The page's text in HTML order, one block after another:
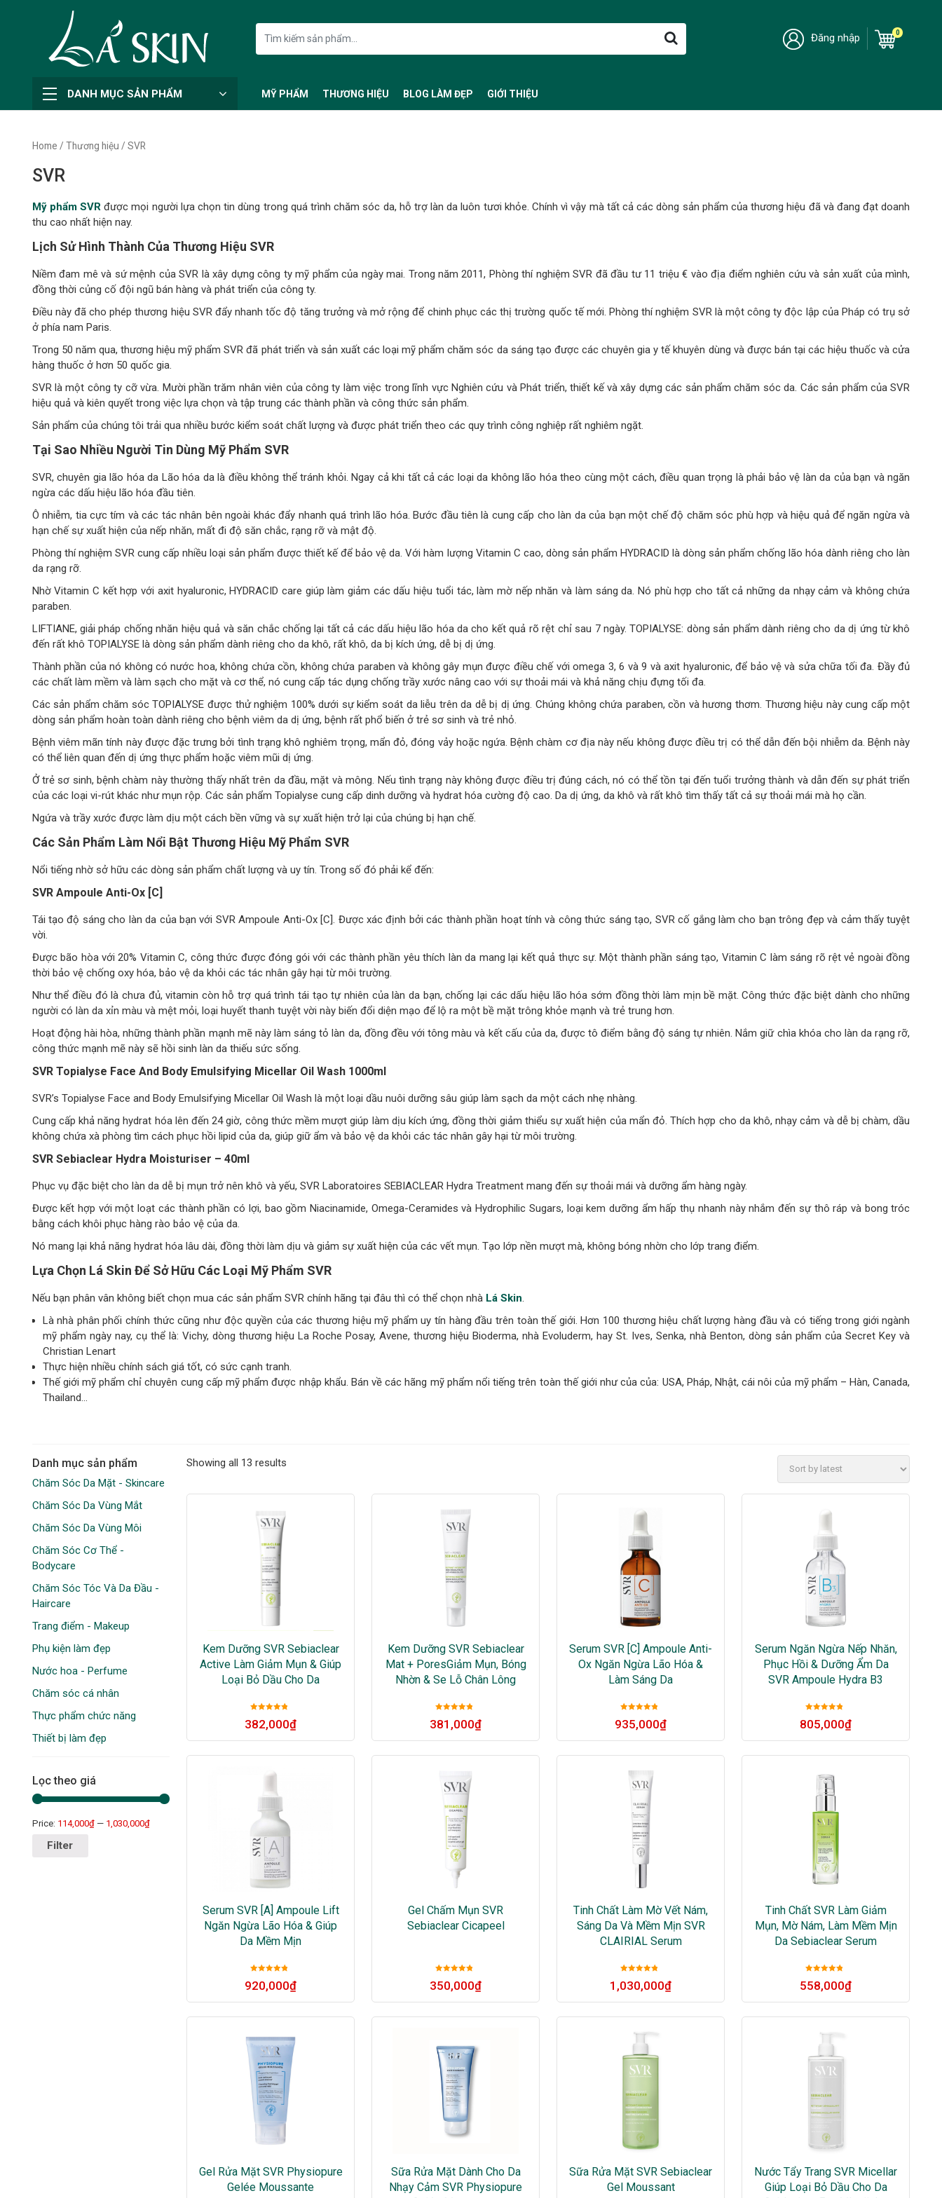
Đăng nhập 0
DANH MỤC SẢN PHẨM MỸ PHẨM THƯƠNG HIỆU BLOG LÀM ĐẸP GIỚI THIỆU
Home / Thương hiệu / SVR
SVR
Mỹ phẩm SVRđược mọi người lựa chọn tin dùng trong quá trình chăm sóc da, hỗ trợ làn da luôn tươi khỏe. Chính vì vậy mà tất cả các dòng sản phẩm của thương hiệu đã và đang đạt doanh
thu cao nhất hiện nay.
Lịch Sử Hình Thành Của Thương Hiệu SVR
Niềm đam mê và sứ mệnh của SVR là xây dựng công ty mỹ phẩm của ngày mai. Trong năm 2011, Phòng thí nghiệm SVR đã đầu tư 11 triệu € vào địa điểm nghiên cứu và sản xuất của mình,
đồng thời củng cố đội ngũ bán hàng và phát triển của công ty.
Điều này đã cho phép thương hiệu SVR đẩy nhanh tốc độ tăng trưởng và mở rộng để chinh phục các thị trường quốc tế mới. Phòng thí nghiệm SVR là một công ty độc lập của Pháp có trụ sở
ở phía nam Paris.
Trong 50 năm qua, thương hiệu mỹ phẩm SVR đã phát triển và sản xuất các loại mỹ phẩm chăm sóc da sáng tạo được các chuyên gia y tế khuyên dùng và được bán tại các hiệu thuốc và cửa
hàng thuốc ở hơn 50 quốc gia.
SVR là một công ty cỡ vừa. Mười phần trăm nhân viên của công ty làm việc trong lĩnh vực Nghiên cứu và Phát triển, thiết kế và xây dựng các sản phẩm chăm sóc da. Các sản phẩm của SVR
hiệu quả và kiên quyết trong việc lựa chọn và tập trung các thành phần và công thức sản phẩm.
Sản phẩm của chúng tôi trải qua nhiều bước kiểm soát chất lượng và được phát triển theo các quy trình công nghiệp rất nghiêm ngặt.
Tại Sao Nhiều Người Tin Dùng Mỹ Phẩm SVR
SVR, chuyên gia lão hóa da Lão hóa da là điều không thể tránh khỏi. Ngay cả khi tất cả các loại da không lão hóa theo cùng một cách, điều quan trọng là phải bảo vệ làn da của bạn và ngăn
ngừa các dấu hiệu lão hóa đầu tiên.
Ô nhiễm, tia cực tím và các tác nhân bên ngoài khác đẩy nhanh quá trình lão hóa. Bước đầu tiên là cung cấp cho làn da của bạn một chế độ chăm sóc phù hợp và hiệu quả để ngăn ngừa và
hạn chế sự xuất hiện của nếp nhăn, mất đi độ săn chắc, rạng rỡ và mật độ.
Phòng thí nghiệm SVR cung cấp nhiều loại sản phẩm được thiết kế để bảo vệ da. Với hàm lượng Vitamin C cao, dòng sản phẩm HYDRACID là dòng sản phẩm chống lão hóa dành riêng cho làn
da rạng rỡ.
Nhờ Vitamin C kết hợp với axit hyaluronic, HYDRACID care giúp làm giảm các dấu hiệu tuổi tác, làm mờ nếp nhăn và làm sáng da. Nó phù hợp cho tất cả những da nhạy cảm và không chứa
paraben.
LIFTIANE, giải pháp chống nhăn hiệu quả và săn chắc chống lại tất cả các dấu hiệu lão hóa da cho kết quả rõ rệt chỉ sau 7 ngày. TOPIALYSE: dòng sản phẩm dành riêng cho da dị ứng từ khô
đến rất khô TOPIALYSE là dòng sản phẩm dành riêng cho da khô, rất khô, da bị kích ứng, dễ bị dị ứng.
Thành phần của nó không có nước hoa, không chứa cồn, không chứa paraben và không gây mụn được điều chế với omega 3, 6 và 9 và axit hyaluronic, để bảo vệ và sửa chữa tối đa. Đầy đủ
các chất làm mềm và làm sạch cho mặt và cơ thể, nó cung cấp tác dụng chống trầy xước nâng cao với sự thoải mái và khả năng chịu đựng tối đa.
Các sản phẩm chăm sóc TOPIALYSE được thử nghiệm 100% dưới sự kiểm soát da liễu trên da dễ bị dị ứng. Chúng không chứa paraben, cồn và hương thơm. Thương hiệu này cung cấp một
dòng sản phẩm hoàn toàn dành riêng cho bệnh viêm da dị ứng, bệnh rất phổ biến ở trẻ sơ sinh và trẻ nhỏ.
Bệnh viêm mãn tính này được đặc trưng bởi tình trạng khô nghiêm trọng, mẩn đỏ, đóng vảy hoặc ngứa. Bệnh chàm cơ địa này nếu không được điều trị có thể dẫn đến bội nhiễm da. Bệnh này
có thể liên quan đến dị ứng thực phẩm hoặc viêm mũi dị ứng.
Ở trẻ sơ sinh, bệnh chàm này thường thấy nhất trên da đầu, mặt và mông. Nếu tình trạng này không được điều trị đúng cách, nó có thể tồn tại đến tuổi trưởng thành và dẫn đến sự phát triển
của các loại vi-rút khác như mụn rộp. Các sản phẩm Topialyse cung cấp dinh dưỡng và hydrat hóa cường độ cao. Da dị ứng, da khô và rất khô tìm thấy tất cả sự thoải mái mà họ cần.
Ngứa và trầy xước được làm dịu một cách bền vững và sự xuất hiện trở lại của chúng bị hạn chế.
Các Sản Phẩm Làm Nổi Bật Thương Hiệu Mỹ Phẩm SVR
Nổi tiếng nhờ sở hữu các dòng sản phẩm chất lượng và uy tín. Trong số đó phải kể đến:
SVR Ampoule Anti-Ox [C]
Tái tạo độ sáng cho làn da của bạn với SVR Ampoule Anti-Ox [C]. Được xác định bởi các thành phần hoạt tính và công thức sáng tạo, SVR cố gắng làm cho bạn trông đẹp và cảm thấy tuyệt
vời.
Được bão hòa với 20% Vitamin C, công thức được đóng gói với các thành phần yêu thích làn da mang lại kết quả thực sự. Một thành phần sáng tạo, Vitamin C làm sáng rõ rệt vẻ ngoài đồng
thời bảo vệ chống oxy hóa, bảo vệ da khỏi các tác nhân gây hại từ môi trường.
Như thể điều đó là chưa đủ, vitamin còn hỗ trợ quá trình tái tạo tự nhiên của làn da bạn, chống lại các dấu hiệu lão hóa sớm đồng thời làm mịn bề mặt. Công thức đặc biệt dành cho những
người có làn da xỉn màu và mệt mỏi, loại huyết thanh tuyệt vời này biến đổi diện mạo để lộ ra một bề mặt trông khỏe mạnh và trẻ trung hơn.
Hoạt động hài hòa, những thành phần mạnh mẽ này làm sáng tỏ làn da, đồng đều với tông màu và kết cấu của da, được tô điểm bằng độ sáng tự nhiên. Nắm giữ chìa khóa cho làn da rạng rỡ,
công thức mạnh mẽ này sẽ hồi sinh làn da thiếu sức sống.
SVR Topialyse Face And Body Emulsifying Micellar Oil Wash 1000ml
SVR’s Topialyse Face and Body Emulsifying Micellar Oil Wash là một loại dầu nuôi dưỡng sâu giúp làm sạch da một cách nhẹ nhàng.
Cung cấp khả năng hydrat hóa lên đến 24 giờ, công thức mềm mượt giúp làm dịu kích ứng, đồng thời giảm thiểu sự xuất hiện của mẩn đỏ. Thích hợp cho da khô, nhạy cảm và dễ bị chàm, dầu
không chứa xà phòng tìm cách phục hồi lipid của da, giúp giữ ẩm và bảo vệ da khỏi các tác nhân gây hại từ môi trường.
SVR Sebiaclear Hydra Moisturiser – 40ml
Phục vụ đặc biệt cho làn da dễ bị mụn trở nên khô và yếu, SVR Laboratoires SEBIACLEAR Hydra Treatment mang đến sự thoải mái và dưỡng ẩm hàng ngày.
Được kết hợp với một loạt các thành phần có lợi, bao gồm Niacinamide, Omega-Ceramides và Hydrophilic Sugars, loại kem dưỡng ẩm hấp thụ nhanh này nhắm đến sự thô ráp và bong tróc
bằng cách khôi phục hàng rào bảo vệ của da.
Nó mang lại khả năng hydrat hóa lâu dài, đồng thời làm dịu và giảm sự xuất hiện của các vết mụn. Tạo lớp nền mượt mà, không bóng nhờn cho lớp trang điểm.
Lựa Chọn Lá Skin Để Sở Hữu Các Loại Mỹ Phẩm SVR
Nếu bạn phân vân không biết chọn mua các sản phẩm SVR chính hãng tại đâu thì có thể chọn nhà Lá Skin.
Là nhà phân phối chính thức cũng như độc quyền của các thương hiệu mỹ phẩm uy tín hàng đầu trên toàn thế giới. Hơn 100 thương hiệu chất lượng hàng đầu và có tiếng trong giới ngành
mỹ phẩm ngày nay, cụ thể là: Vichy, dòng thương hiệu La Roche Posay, Avene, thương hiệu Bioderma, nhà Evoluderm, hay St. Ives, Senka, nhà Benton, dòng sản phẩm của Secret Key và
Christian Lenart
Thực hiện nhiều chính sách giá tốt, có sức cạnh tranh.
Thế giới mỹ phẩm chỉ chuyên cung cấp mỹ phẩm được nhập khẩu. Bán về các hãng mỹ phẩm nổi tiếng trên toàn thế giới như của của: USA, Pháp, Nhật, cái nôi của mỹ phẩm – Hàn, Canada,
Thailand…
Danh mục sản phẩm
Chăm Sóc Da Mặt - Skincare
Chăm Sóc Da Vùng Mắt
Chăm Sóc Da Vùng Môi
Chăm Sóc Cơ Thể -
Bodycare
Chăm Sóc Tóc Và Da Đầu -
Haircare
Trang điểm - Makeup
Phụ kiện làm đẹp
Nước hoa - Perfume
Chăm sóc cá nhân
Thực phẩm chức năng
Thiết bị làm đẹp
Lọc theo giá
Filter
Price: 114,000₫— 1,030,000₫
Showing all 13 results
Kem Dưỡng SVR Sebiaclear
Active Làm Giảm Mụn & Giúp
Loại Bỏ Dầu Cho Da
hạng5sao
382,000₫
Kem Dưỡng SVR Sebiaclear
Mat + PoresGiảm Mụn, Bóng
Nhờn & Se Lỗ Chân Lông
hạng5sao
381,000₫
Serum SVR [C] Ampoule Anti-
Ox Ngăn Ngừa Lão Hóa &
Làm Sáng Da
hạng5sao
935,000₫
Serum Ngăn Ngừa Nếp Nhăn,
Phục Hồi & Dưỡng Ẩm Da
SVR Ampoule Hydra B3
hạng5sao
805,000₫
Serum SVR [A] Ampoule Lift
Ngăn Ngừa Lão Hóa & Giúp
Da Mềm Mịn
hạng5sao
920,000₫
Gel Chấm Mụn SVR
Sebiaclear Cicapeel
hạng5sao
350,000₫
Tinh Chất Làm Mờ Vết Nám,
Sáng Da Và Mềm Mịn SVR
CLAIRIAL Serum
hạng5sao
1,030,000₫
Tinh Chất SVR Làm Giảm
Mụn, Mờ Nám, Làm Mềm Mịn
Da Sebiaclear Serum
hạng5sao
558,000₫
Gel Rửa Mặt SVR Physiopure
Gelée Moussante
Sữa Rửa Mặt Dành Cho Da
Nhạy Cảm SVR Physiopure
Sữa Rửa Mặt SVR Sebiaclear
Gel Moussant
Nước Tẩy Trang SVR Micellar
Giúp Loại Bỏ Dầu Cho Da